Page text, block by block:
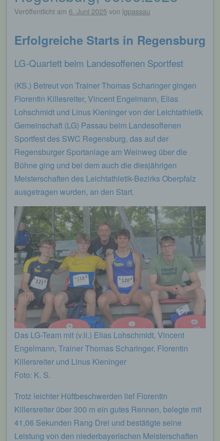
Veröffentlicht am 6. Juni 2025 von lgpassau
Erfolgreiche Starts in Regensburg
LG-Quartett beim Landesoffenen Sportfest
(KS.) Betreut von Trainer Thomas Scharinger gingen
Florentin Killesreiter, Vincent Engelmann, Elias
Lohschmidt und Linus Kieninger von der Leichtathletik
Gemeinschaft (LG) Passau beim Landesoffenen
Sportfest des SWC Regensburg, das auf der
Regensburger Sportanlage am Weinweg über die
Bühne ging und bei dem auch die diesjährigen
Meisterschaften des Leichtathletik-Bezirks Oberpfalz
ausgetragen wurden, an den Start.
Das LG-Team mit (v.li.) Elias Lohschmidt, Vincent
Engelmann, Trainer Thomas Scharinger, Florentin
Killersreiter und Linus Kieninger
Foto: K. S.
Trotz leichter Hüftbeschwerden lief Florentin
Killersreiter über 300 m ein gutes Rennen, belegte mit
41,06 Sekunden Rang Drei und bestätigte seine
Leistung von den niederbayerischen Meisterschaften